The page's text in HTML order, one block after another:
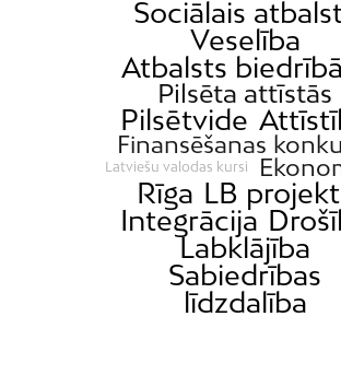
Sociālais
Veselība
Atbalsts
Pilsēta attīstās
Pilsētvide
Finansēšanas
Latviešu valodas kursi
Rīga LB
Integrācija
Labklājība
Sabiedrības
līdzdalība